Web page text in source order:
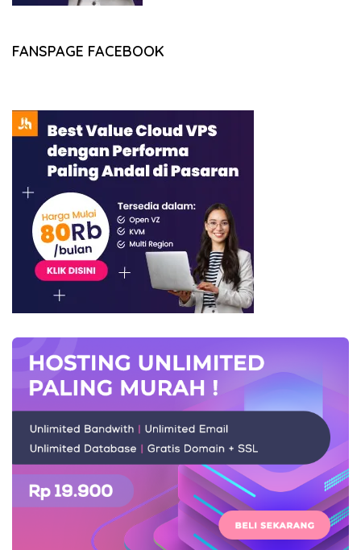
FANSPAGE FACEBOOK